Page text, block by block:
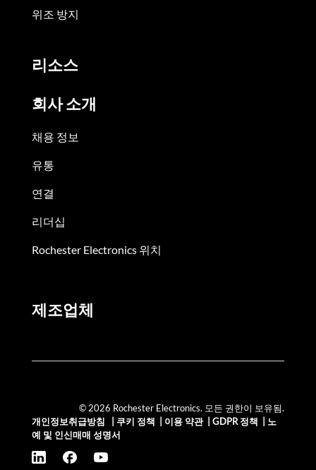
위조 방지
리소스
회사 소개
채용 정보
유통
연결
리더십
Rochester Electronics 위치
제조업체
© 2026 Rochester Electronics. 모든 권한이 보유됨.
개인정보취급방침
쿠키 정책 이용 약관| GDPR 정책
노
예 및 인신매매 성명서